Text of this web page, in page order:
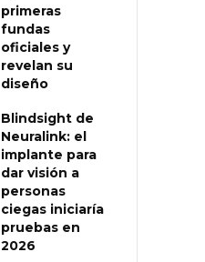
primeras
fundas
oficiales y
revelan su
diseño
Blindsight de
Neuralink: el
implante para
dar visión a
personas
ciegas iniciaría
pruebas en
2026